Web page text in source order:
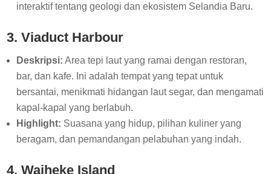
interaktif tentang geologi dan ekosistem Selandia Baru.
3. Viaduct Harbour
Deskripsi: Area tepi laut yang ramai dengan restoran,
bar, dan kafe. Ini adalah tempat yang tepat untuk
bersantai, menikmati hidangan laut segar, dan mengamati
kapal-kapal yang berlabuh.
Highlight: Suasana yang hidup, pilihan kuliner yang
beragam, dan pemandangan pelabuhan yang indah.
4. Waiheke Island